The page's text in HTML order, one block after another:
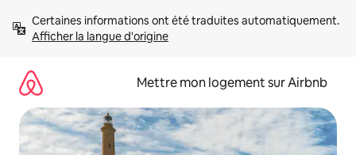
directement
Afficher la langue d'origine
Mettre mon logement sur Airbnb